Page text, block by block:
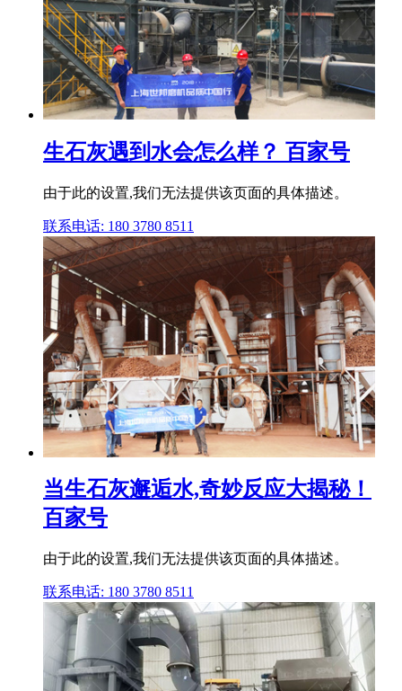
生石灰遇到水会怎么样？ 百家号
由于此的设置,我们无法提供该页面的具体描述。
联系电话: 180 3780 8511
当生石灰邂逅水,奇妙反应大揭秘！
百家号
由于此的设置,我们无法提供该页面的具体描述。
联系电话: 180 3780 8511